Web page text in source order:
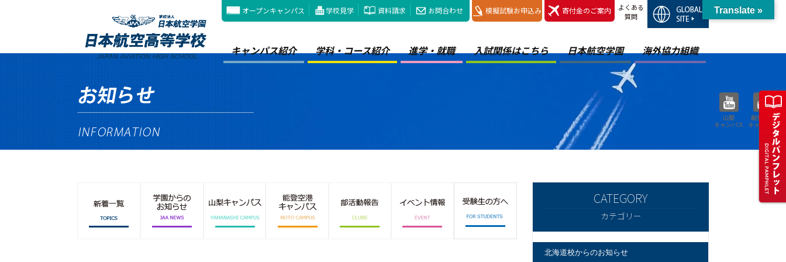
オープンキャンパス 学校見学 資料請求 お問合わせ 模擬試験お申込み 寄付金のご案内
よくある
質問
キャンパス紹介 学科・コース紹介 進学・就職 入試関係はこちら 日本航空学園 海外協力組織
山梨
キャンパス
能登空港
キャンパス
カテゴリー
北海道校からのお知らせ
Translate »